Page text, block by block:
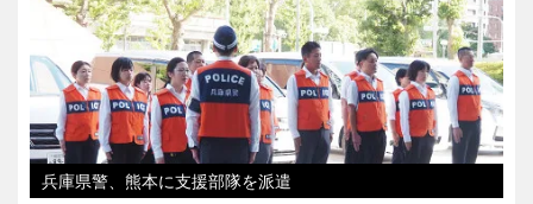
兵庫県警、熊本に支援部隊を派遣